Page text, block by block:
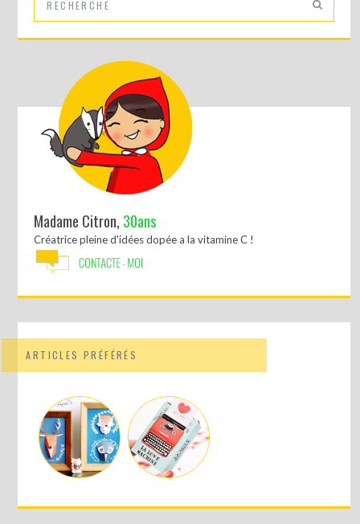
Madame Citron, 30ans
Créatrice pleine d'idées dopée a la vitamine C !
ARTICLES PRÉFÉRÉS